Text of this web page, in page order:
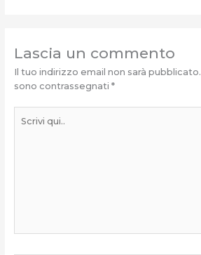
Lascia un commento
Il tuo indirizzo email non sarà pubblicato.
sono contrassegnati *
qui..